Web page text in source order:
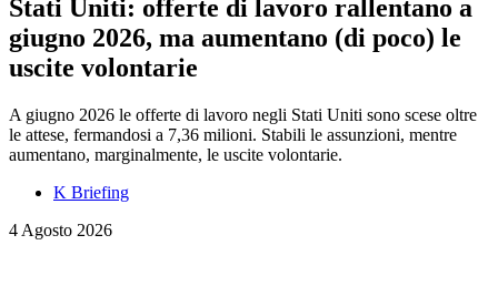
Stati Uniti: offerte di lavoro rallentano a
giugno 2026, ma aumentano (di poco) le
uscite volontarie
A giugno 2026 le offerte di lavoro negli Stati Uniti sono scese oltre
le attese, fermandosi a 7,36 milioni. Stabili le assunzioni, mentre
aumentano, marginalmente, le uscite volontarie.
K Briefing
4 Agosto 2026